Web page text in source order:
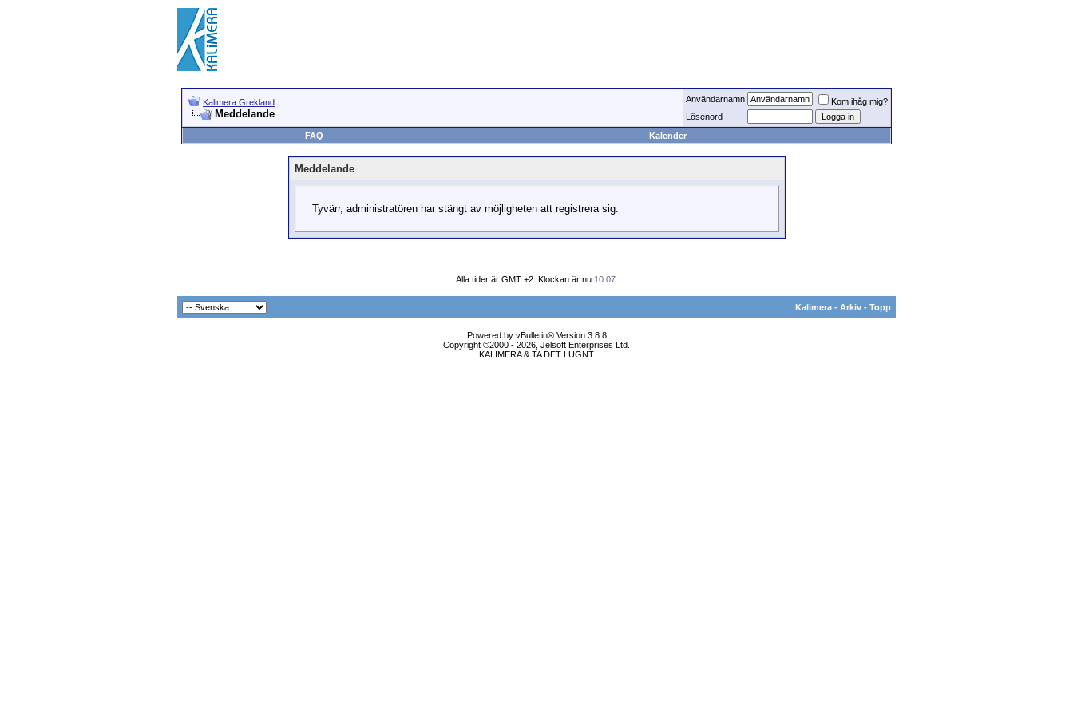
Kalimera Grekland
Meddelande
Användarnamn
Kom ihåg mig?
Lösenord
FAQ
Kalender
Meddelande
Tyvärr, administratören har stängt av möjligheten att registrera sig.
Alla tider är GMT +2. Klockan är nu 10:07.
Kalimera - Arkiv - Topp
Powered by vBulletin® Version 3.8.8
Copyright ©2000 - 2026, Jelsoft Enterprises Ltd.
KALIMERA & TA DET LUGNT